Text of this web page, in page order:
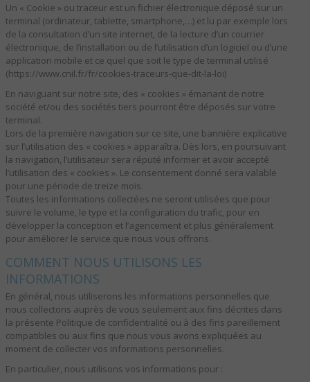
Un « Cookie » ou traceur est un fichier électronique déposé sur un
terminal (ordinateur, tablette, smartphone,…) et lu par exemple lors
de la consultation d’un site internet, de la lecture d’un courrier
électronique, de l’installation ou de l’utilisation d’un logiciel ou d’une
application mobile et ce quel que soit le type de terminal utilisé
(https://www.cnil.fr/fr/cookies-traceurs-que-dit-la-loi)
En naviguant sur notre site, des « cookies » émanant de notre
société et/ou des sociétés tiers pourront être déposés sur votre
terminal.
Lors de la première navigation sur ce site, une bannière explicative
sur l’utilisation des « cookies » apparaîtra. Dès lors, en poursuivant
la navigation, l’utilisateur sera réputé informer et avoir accepté
l’utilisation des « cookies ». Le consentement donné sera valable
pour une période de treize mois.
Toutes les informations collectées ne seront utilisées que pour
suivre le volume, le type et la configuration du trafic, pour en
développer la conception et l’agencement et plus généralement
pour améliorer le service que nous vous offrons.
COMMENT NOUS UTILISONS LES
INFORMATIONS
En général, nous utiliserons les informations personnelles que
nous collectons auprès de vous seulement aux fins décrites dans
la présente Politique de confidentialité ou à des fins pareillement
compatibles ou aux fins que nous vous avons expliquées au
moment de collecter vos informations personnelles.
En particulier, nous utilisons vos informations pour :